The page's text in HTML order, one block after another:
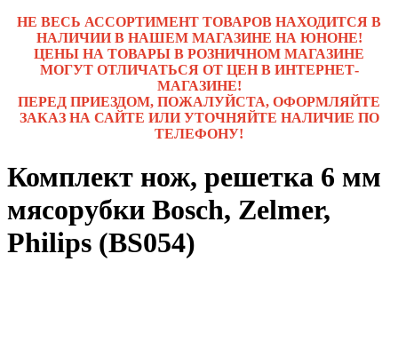
НЕ ВЕСЬ АССОРТИМЕНТ ТОВАРОВ НАХОДИТСЯ В
НАЛИЧИИ В НАШЕМ МАГАЗИНЕ НА ЮНОНЕ!
ЦЕНЫ НА ТОВАРЫ В РОЗНИЧНОМ МАГАЗИНЕ
МОГУТ ОТЛИЧАТЬСЯ ОТ ЦЕН В ИНТЕРНЕТ-
МАГАЗИНЕ!
ПЕРЕД ПРИЕЗДОМ, ПОЖАЛУЙСТА, ОФОРМЛЯЙТЕ
ЗАКАЗ НА САЙТЕ ИЛИ УТОЧНЯЙТЕ НАЛИЧИЕ ПО
ТЕЛЕФОНУ!
Комплект нож, решетка 6 мм
мясорубки Bosch, Zelmer,
Philips (BS054)